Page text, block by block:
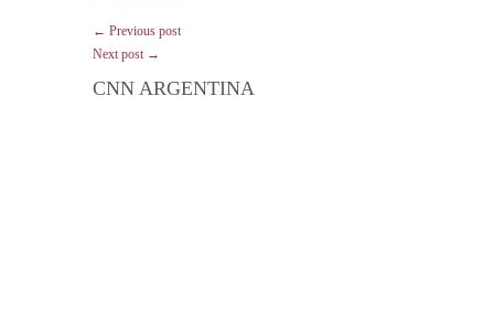
← Previous post
Next post →
CNN ARGENTINA